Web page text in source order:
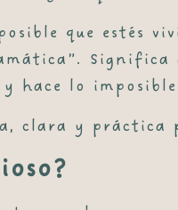
que estés
hace lo
clara y